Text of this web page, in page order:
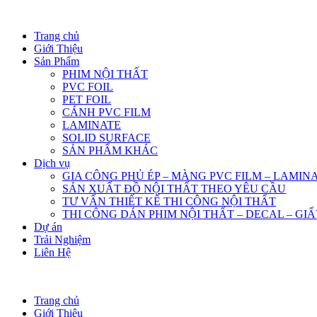
Trang chủ
Giới Thiệu
Sản Phẩm
PHIM NỘI THẤT
PVC FOIL
PET FOIL
CÁNH PVC FILM
LAMINATE
SOLID SURFACE
SẢN PHẨM KHÁC
Dịch vụ
GIA CÔNG PHỦ ÉP – MÀNG PVC FILM –
SẢN XUẤT ĐỒ NỘI THẤT THEO YÊU CẦU
TƯ VẤN THIẾT KẾ THI CÔNG NỘI THẤT
THI CÔNG DÁN PHIM NỘI THẤT – DECAL –
Dự án
Trải Nghiệm
Liên Hệ
Trang chủ
Giới Thiệu